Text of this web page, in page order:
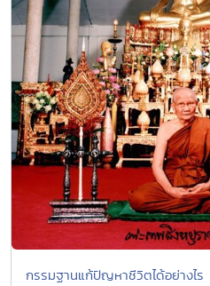
กรรมฐานแก้ปัญหาชีวิตได้อย่างไร